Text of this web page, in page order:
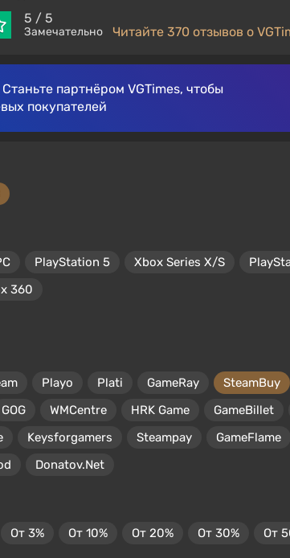
5 / 5
Замечательно Читайте 370 отзывов о
Станьте партнёром VGTimes, чтобы
покупателей
PlayStation 5 Xbox Series X/S
360
Playo Plati GameRay SteamBuy
GOG WMCentre HRK Game GameBillet
Keysforgamers Steampay GameFlame
Donatov.Net
От 3% От 10% От 20% От 30% От